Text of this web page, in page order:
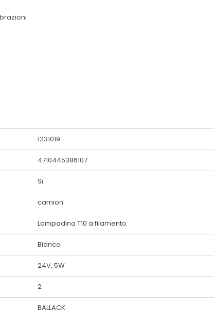
1231019
4710445386107
Si
camion
Lampadina T10 a filamento
Bianco
24V, 5W
2
BALLACK